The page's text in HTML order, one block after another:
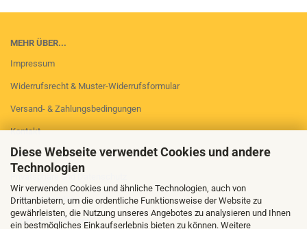
Diese Webseite verwendet Cookies und andere
Technologien
Wir verwenden Cookies und ähnliche Technologien, auch von
Drittanbietern, um die ordentliche Funktionsweise der Website zu
gewährleisten, die Nutzung unseres Angebotes zu analysieren und Ihnen
ein bestmögliches Einkaufserlebnis bieten zu können. Weitere
MEHR ÜBER...
Impressum
Widerrufsrecht & Muster-Widerrufsformular
Versand- & Zahlungsbedingungen
Kontakt
AGB
Privatsphäre und Datenschutz
Callback Service
Cookie Einstellungen